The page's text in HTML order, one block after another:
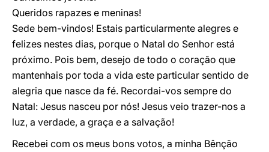
Queridos rapazes e meninas!
Sede bem-vindos! Estais particularmente alegres e
felizes nestes dias, porque o Natal do Senhor está
próximo. Pois bem, desejo de todo o coração que
mantenhais por toda a vida este particular sentido de
alegria que nasce da fé. Recordai-vos sempre do
Natal: Jesus nasceu por nós! Jesus veio trazer-nos a
luz, a verdade, a graça e a salvação!
Recebei com os meus bons votos, a minha Bênção